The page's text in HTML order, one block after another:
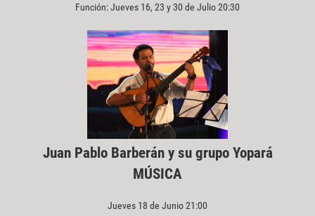
Función: Jueves 16, 23 y 30 de Julio 20:30
Juan Pablo Barberán y su grupo Yopará
MÚSICA
Jueves 18 de Junio 21:00